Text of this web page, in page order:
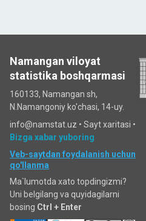
Namangan viloyat
statistika boshqarmasi
160133, Namangan sh,
N.Namangoniy ko'chasi, 14-uy.
info@namstat.uz • Sayt xaritasi •
Bizga xabar yuboring
Veb-saytdan foydalanish uchun
qo'llanma
Ma`lumotda xato topdingizmi?
Uni belgilang va quyidagilarni
bosing Ctrl + Enter